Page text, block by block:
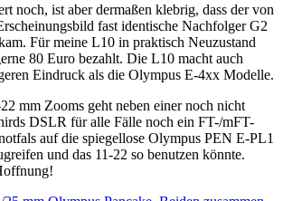
noch, ist aber dermaßen klebrig, dass der von
fast identische Nachfolger G2
Für meine L10 in praktisch Neuzustand
80 Euro bezahlt. Die L10 macht auch
Eindruck als die Olympus E-4xx Modelle.
mm Zooms geht neben einer noch nicht
DSLR für alle Fälle noch ein FT-/mFT-
auf die spiegellose Olympus PEN E-PL1
und das 11-22 so benutzen könnte.